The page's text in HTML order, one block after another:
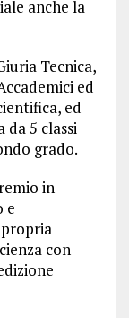
anche la
Tecnica,
ed
ed
da 5 classi
grado.
in
e
con